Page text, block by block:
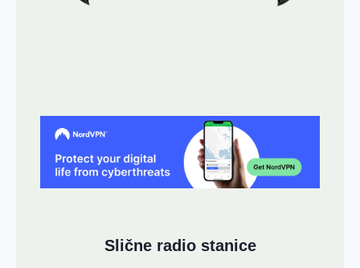
Slične radio stanice